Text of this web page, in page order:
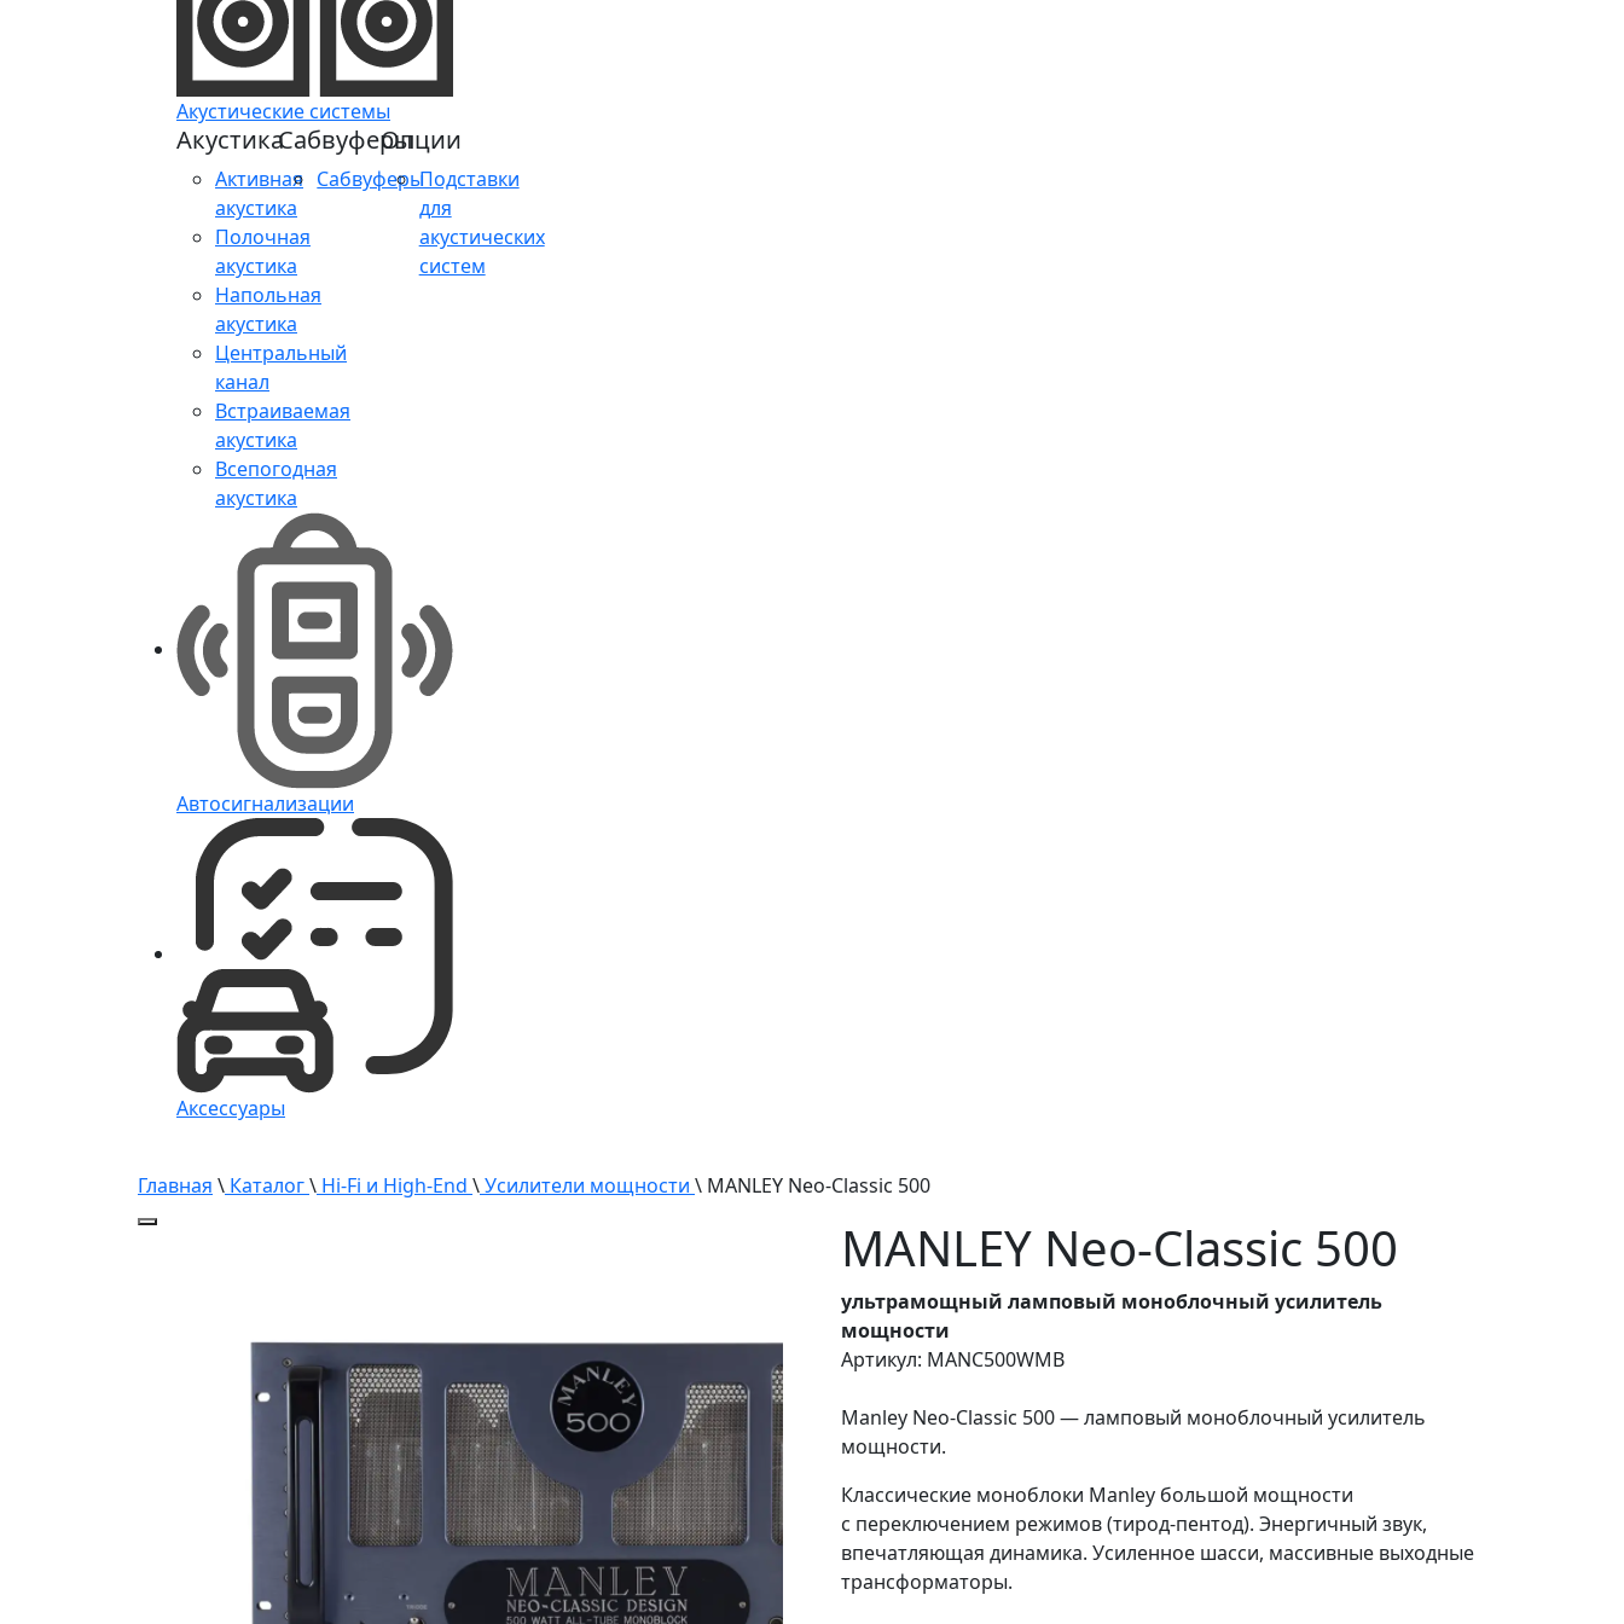
Акустические системы
Акустика
Активная
акустика
Полочная
акустика
Напольная
акустика
Центральный
канал
Встраиваемая
акустика
Всепогодная
акустика
Сабвуферы
Сабвуферы
Опции
Подставки
для
акустических
систем
Автосигнализации
Аксессуары
Главная \ Каталог\ Hi-Fi и High-End \Усилители мощности \ MANLEY Neo-Classic 500
MANLEY Neo-Classic 500
ультрамощный ламповый моноблочный усилитель
мощности
Артикул: MANC500WMB
Manley Neo-Classic 500 — ламповый моноблочный усилитель
мощности.
Классические моноблоки Manley большой мощности
с переключением режимов (тирод-пентод). Энергичный звук,
впечатляющая динамика. Усиленное шасси, массивные выходные
трансформаторы.